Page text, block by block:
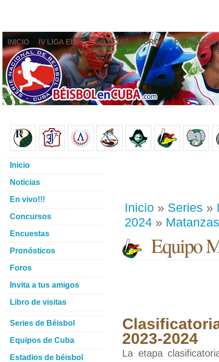
INICIO IV LIGA ELITE NOTICIAS FOROS
Inicio » Series »
2024 » Matanzas
Equipo
2023-2024
La etapa
Inicio
Noticias
En vivo!!!
Concursos
Encuestas
Pronósticos
Foros
Invita a tus amigos
Libro de visitas
Series de Béisbol
Equipos de Cuba
Estadios de béisbol